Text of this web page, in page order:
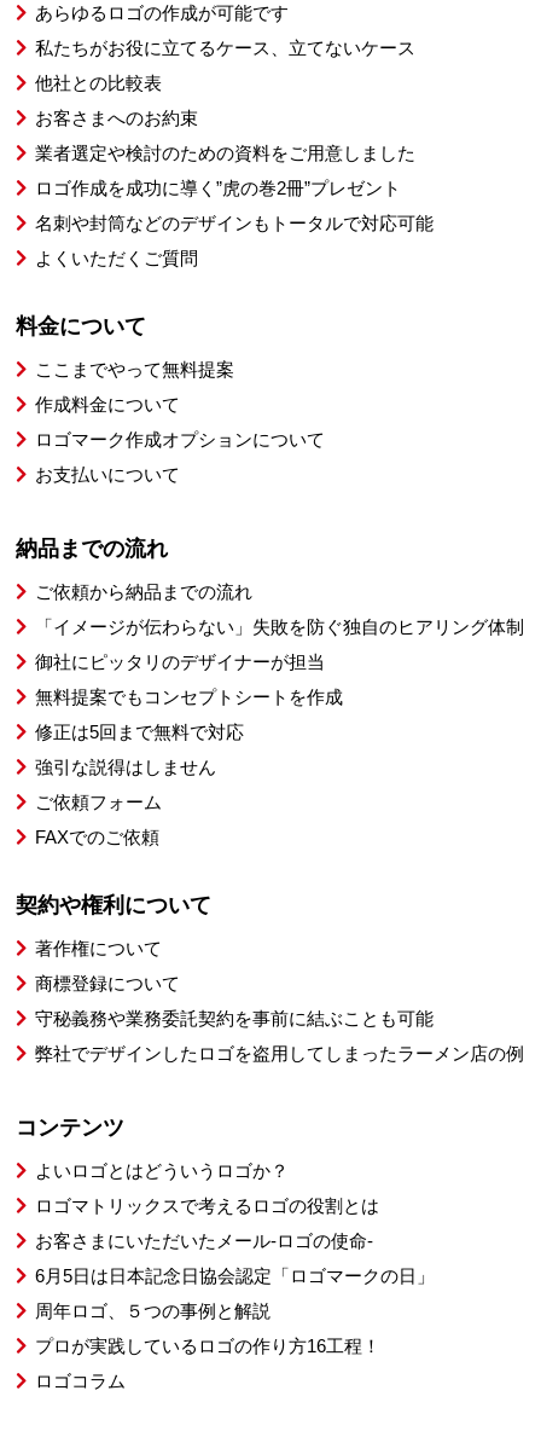
あらゆるロゴの作成が可能です
私たちがお役に立てるケース、立てないケース
他社との比較表
お客さまへのお約束
業者選定や検討のための資料をご用意しました
ロゴ作成を成功に導く”虎の巻2冊”プレゼント
名刺や封筒などのデザインもトータルで対応可能
よくいただくご質問
料金について
ここまでやって無料提案
作成料金について
ロゴマーク作成オプションについて
お支払いについて
納品までの流れ
ご依頼から納品までの流れ
「イメージが伝わらない」失敗を防ぐ独自のヒアリング体制
御社にピッタリのデザイナーが担当
無料提案でもコンセプトシートを作成
修正は5回まで無料で対応
強引な説得はしません
ご依頼フォーム
FAXでのご依頼
契約や権利について
著作権について
商標登録について
守秘義務や業務委託契約を事前に結ぶことも可能
弊社でデザインしたロゴを盗用してしまったラーメン店の例
コンテンツ
よいロゴとはどういうロゴか？
ロゴマトリックスで考えるロゴの役割とは
お客さまにいただいたメール-ロゴの使命-
6月5日は日本記念日協会認定「ロゴマークの日」
周年ロゴ、５つの事例と解説
プロが実践しているロゴの作り方16工程！
ロゴコラム